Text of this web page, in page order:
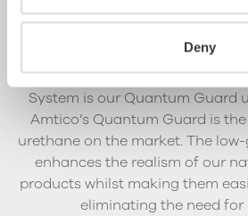
Deny
Quantum
The crowning feature of our
System is our Quantum Guard
Amtico’s Quantum Guard is
urethane on the market. The
enhances the realism of our
products whilst making them
eliminating the need for